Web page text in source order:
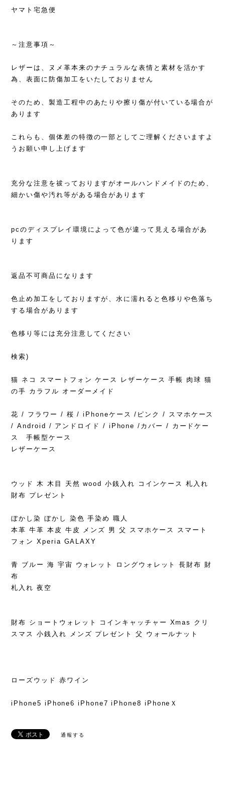
ヤマト宅急便
～注意事項～
レザーは、ヌメ革本来のナチュラルな表情と素材を活かす
為、表面に防傷加工をいたしておりません
そのため、製造工程中のあたりや擦り傷が付いている場合が
あります
これらも、個体差の特徴の一部としてご理解くださいますよ
うお願い申し上げます
充分な注意を祓っておりますがオールハンドメイドのため、
細かい傷や汚れ等がある場合があります
pcのディスプレイ環境によって色が違って見える場合があ
ります
返品不可商品になります
色止め加工をしておりますが、水に濡れると色移りや色落ち
する場合があります
色移り等には充分注意してください
検索)
猫 ネコ スマートフォン ケース レザーケース 手帳 肉球 猫
の手 カラフル オーダーメイド
花 / フラワー / 桜 / iPhoneケース /ピンク / スマホケース
/ Android / アンドロイド / iPhone /カバー / カードケー
ス 手帳型ケース
レザーケース
ウッド 木 木目 天然 wood 小銭入れ コインケース 札入れ
財布 プレゼント
ぼかし染 ぼかし 染色 手染め 職人
本革 牛革 本皮 牛皮 メンズ 男 父 スマホケース スマート
フォン Xperia GALAXY
青 ブルー 海 宇宙 ウォレット ロングウォレット 長財布 財
布
札入れ 夜空
財布 ショートウォレット コインキャッチャー Xmas クリ
スマス 小銭入れ メンズ プレゼント 父 ウォールナット
ローズウッド 赤ワイン
iPhone5 iPhone6 iPhone7 iPhone8 iPhoneＸ
通報する